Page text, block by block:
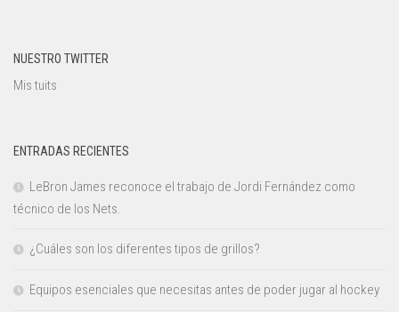
NUESTRO TWITTER
Mis tuits
ENTRADAS RECIENTES
LeBron James reconoce el trabajo de Jordi Fernández como
técnico de los Nets.
¿Cuáles son los diferentes tipos de grillos?
Equipos esenciales que necesitas antes de poder jugar al hockey